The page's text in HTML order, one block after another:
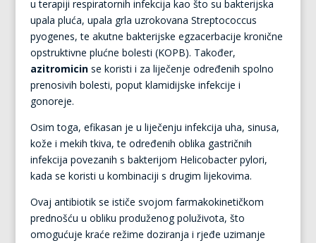
u terapiji respiratornih infekcija kao što su bakterijska
upala pluća, upala grla uzrokovana Streptococcus
pyogenes, te akutne bakterijske egzacerbacije kronične
opstruktivne plućne bolesti (KOPB). Također,
azitromicinse koristi i za liječenje određenih spolno
prenosivih bolesti, poput klamidijske infekcije i
gonoreje.
Osim toga, efikasan je u liječenju infekcija uha, sinusa,
kože i mekih tkiva, te određenih oblika gastričnih
infekcija povezanih s bakterijom Helicobacter pylori,
kada se koristi u kombinaciji s drugim lijekovima.
Ovaj antibiotik se ističe svojom farmakokinetičkom
prednošću u obliku produženog poluživota, što
omogućuje kraće režime doziranja i rjeđe uzimanje